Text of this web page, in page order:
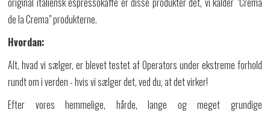
de la Crema" produkterne.
Hvordan:
Alt, hvad vi sælger, er blevet testet af Operators under ekstreme forhold
rundt om i verden - hvis vi sælger det, ved du, at det virker!
Efter vores hemmelige, hårde, lange og meget grundige